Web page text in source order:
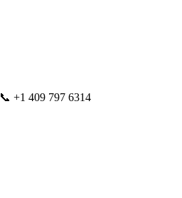
📞 +1 409 797 6314